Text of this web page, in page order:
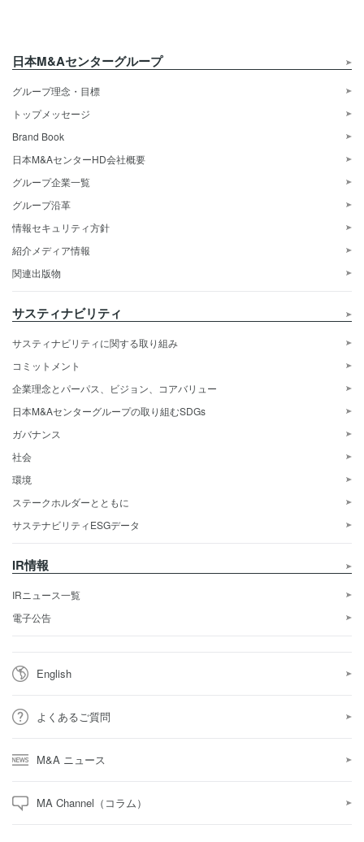
日本M&Aセンターグループ
グループ理念・目標
トップメッセージ
Brand Book
日本M&AセンターHD会社概要
グループ企業一覧
グループ沿革
情報セキュリティ方針
紹介メディア情報
関連出版物
サスティナビリティ
サスティナビリティに関する取り組み
コミットメント
企業理念とパーパス、ビジョン、コアバリュー
日本M&Aセンターグループの取り組むSDGs
ガバナンス
社会
環境
ステークホルダーとともに
サステナビリティESGデータ
IR情報
IRニュース一覧
電子公告
English
よくあるご質問
M&A ニュース
MA Channel（コラム）